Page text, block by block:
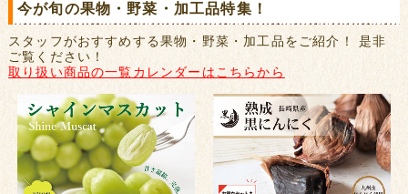
今が旬の果物・野菜・加工品特集！
スタッフがおすすめする果物・野菜・加工品をご紹介！ 是非
ご覧ください！
取り扱い商品の一覧カレンダーはこちらから